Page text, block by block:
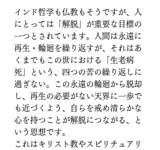
インド哲学も仏教もそうですが、人
にとっては「解脱」が重要な目標の
一つとされています。人間は永遠に
再生・輪廻を繰り返すが、それはあ
くまでもこの世における「生老病
死」という、四つの苦の繰り返しに
過ぎない。この永遠の輪廻から脱却
し、再生の必要がない天界に一歩で
も近づくよう、自らを戒め清らかな
心を持つことが解脱につながる、と
いう思想です。
これはキリスト教やスピリチュアリ